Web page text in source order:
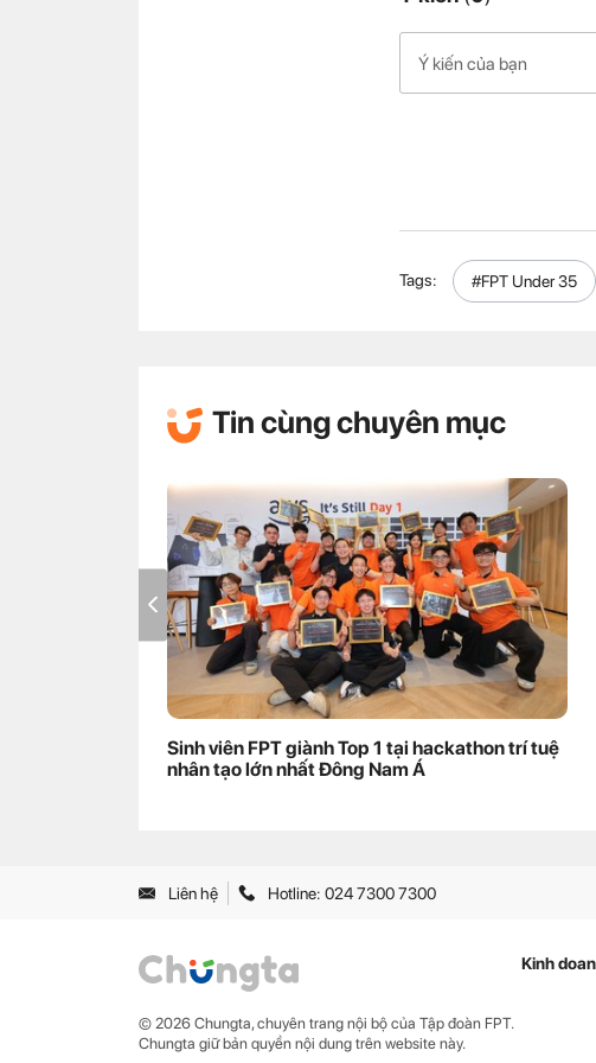
Tags: #FPT Under 35
Tin cùng chuyên mục
Sinh viên FPT giành Top 1 tại hackathon trí tuệ
nhân tạo lớn nhất Đông Nam Á
Liên hệ Hotline: 024 7300 7300
© 2026 Chungta, chuyên trang nội bộ của Tập đoàn FPT.
Chungta giữ bản quyền nội dung trên website này.
Kinh